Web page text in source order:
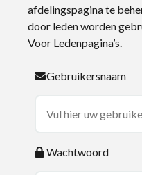
afdelingspagina te
door leden worden
Voor Ledenpagina’s.
Gebruikersnaam
Wachtwoord